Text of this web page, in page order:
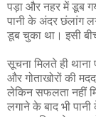
पड़ा और नहर में डूब
पानी के अंदर छंलांग
डूब चुका था। इसी
सूचना मिलते ही थाना
और गोताखोरों की
लेकिन सफलता नहीं
लगाने के बाद भी